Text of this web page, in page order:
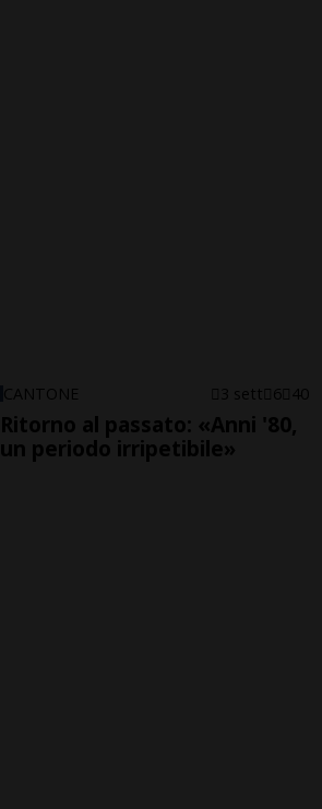
CANTONE 3 sett 6 40
Ritorno al passato: «Anni '80,
un periodo irripetibile»